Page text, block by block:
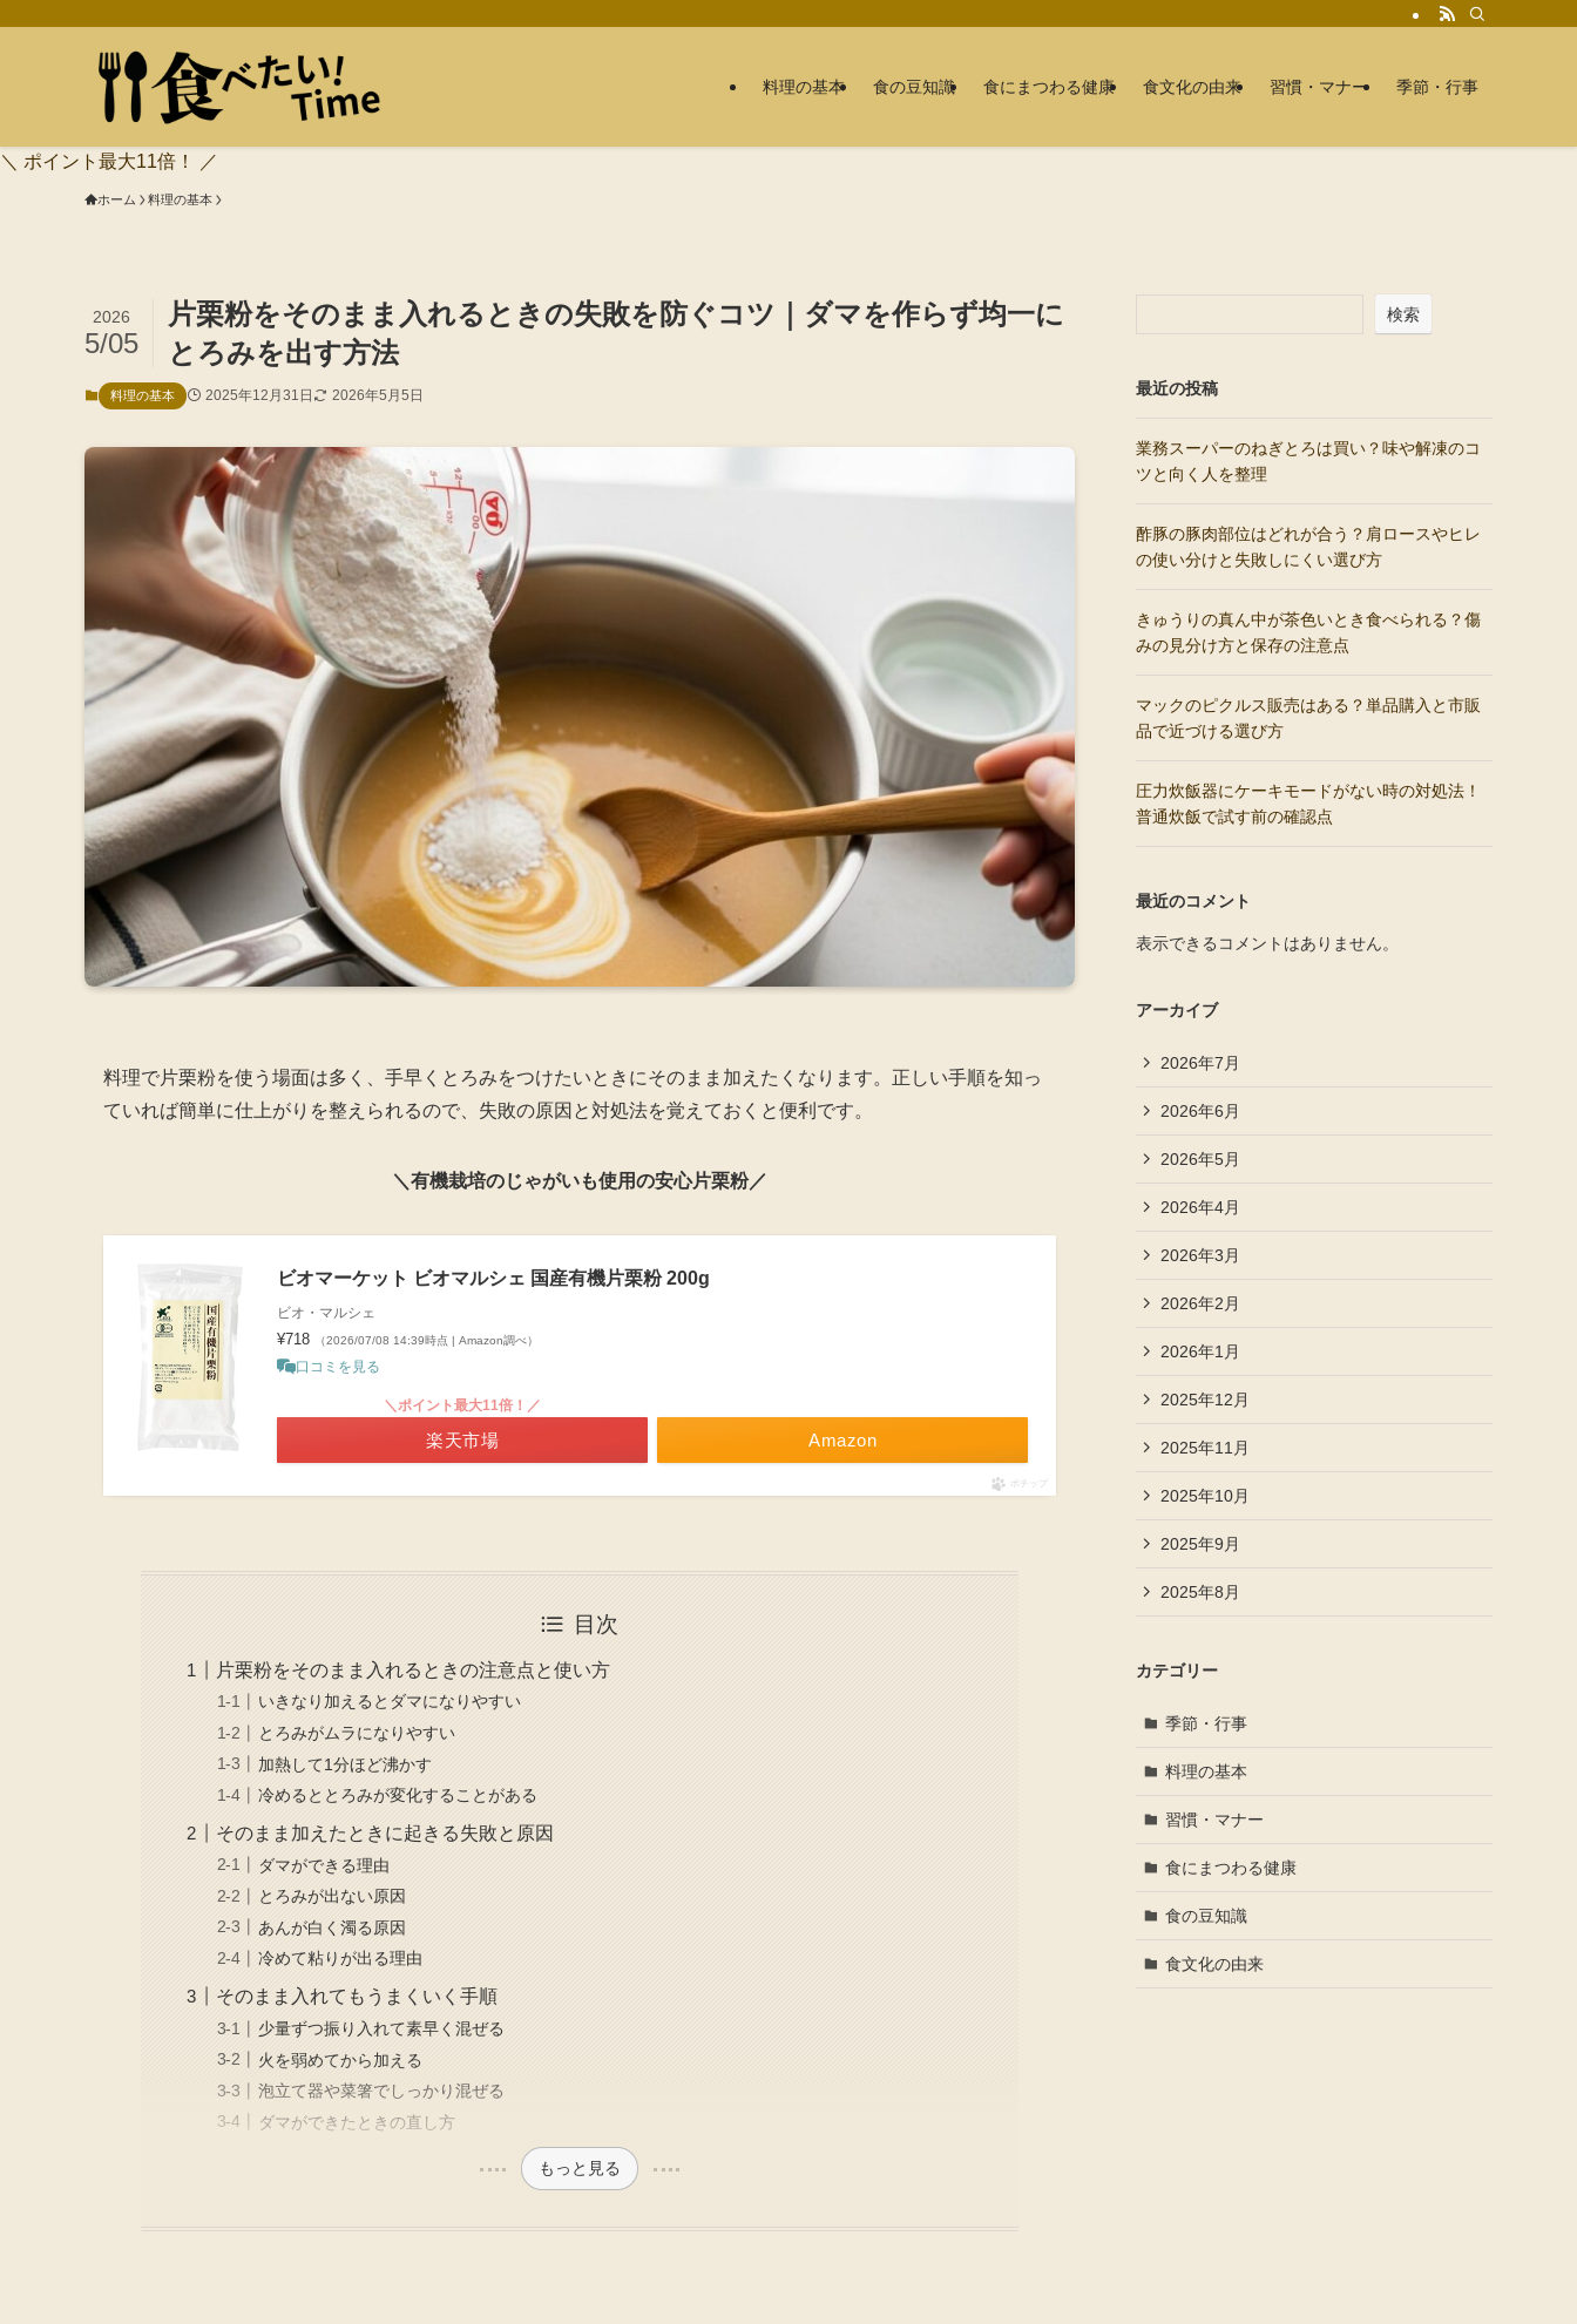
料理の基本 食の豆知識 食にまつわる健康 食文化の由来 習慣・マナー 季節・行事
＼ ポイント最大11倍！ ／
ホーム 料理の基本
片栗粉をそのまま入れるときの失敗を防ぐコツ｜ダマを作らず均一に
とろみを出す方法
2026
5/05
料理の基本 2025年12月31日 2026年5月5日
料理で片栗粉を使う場面は多く、手早くとろみをつけたいときにそのまま加えたくなります。正しい手順を知っ
ていれば簡単に仕上がりを整えられるので、失敗の原因と対処法を覚えておくと便利です。
＼有機栽培のじゃがいも使用の安心片栗粉／
ビオマーケット ビオマルシェ 国産有機片栗粉 200g
ビオ・マルシェ
¥718 （2026/07/08 14:39時点 | Amazon調べ）
口コミを見る
Amazon
＼ポイント最大11倍！／
楽天市場
ポチップ
目次
片栗粉をそのまま入れるときの注意点と使い方
いきなり加えるとダマになりやすい
とろみがムラになりやすい
加熱して1分ほど沸かす
冷めるととろみが変化することがある
そのまま加えたときに起きる失敗と原因
ダマができる理由
とろみが出ない原因
あんが白く濁る原因
冷めて粘りが出る理由
そのまま入れてもうまくいく手順
少量ずつ振り入れて素早く混ぜる
火を弱めてから加える
泡立て器や菜箸でしっかり混ぜる
ダマができたときの直し方
もっと見る
検索
最近の投稿
業務スーパーのねぎとろは買い？味や解凍のコ
ツと向く人を整理
酢豚の豚肉部位はどれが合う？肩ロースやヒレ
の使い分けと失敗しにくい選び方
きゅうりの真ん中が茶色いとき食べられる？傷
みの見分け方と保存の注意点
マックのピクルス販売はある？単品購入と市販
品で近づける選び方
圧力炊飯器にケーキモードがない時の対処法！
普通炊飯で試す前の確認点
最近のコメント
表示できるコメントはありません。
アーカイブ
2026年7月
2026年6月
2026年5月
2026年4月
2026年3月
2026年2月
2026年1月
2025年12月
2025年11月
2025年10月
2025年9月
2025年8月
カテゴリー
季節・行事
料理の基本
習慣・マナー
食にまつわる健康
食の豆知識
食文化の由来